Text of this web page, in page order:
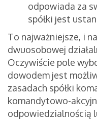
odpowiada za
spółki jest
To najważniejsze, i
dwuosobowej
Oczywiście pole
dowodem jest
zasadach spółki
komandytowo-
odpowiedzialnością